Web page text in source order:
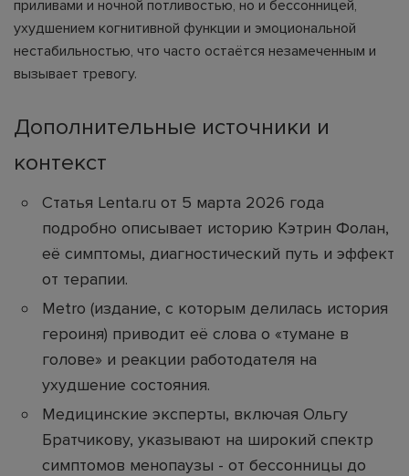
приливами и ночной потливостью, но и бессонницей,
ухудшением когнитивной функции и эмоциональной
нестабильностью, что часто остаётся незамеченным и
вызывает тревогу.
Дополнительные источники и
контекст
Статья Lenta.ru от 5 марта 2026 года
подробно описывает историю Кэтрин Фолан,
её симптомы, диагностический путь и эффект
от терапии.
Metro (издание, с которым делилась история
героиня) приводит её слова о «тумане в
голове» и реакции работодателя на
ухудшение состояния.
Медицинские эксперты, включая Ольгу
Братчикову, указывают на широкий спектр
симптомов менопаузы - от бессонницы до